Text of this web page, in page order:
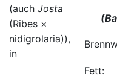
Fett:
(auch Josta
(Ribes ×
nidigrolaria)),
in